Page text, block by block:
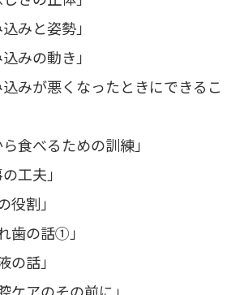
みと姿勢」
みの動き」
みが悪くなったときにできるこ
食べるための訓練」
工夫」
役割」
歯の話①」
の話」
ケアのその前に」